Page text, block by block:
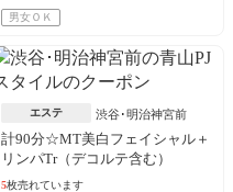
男女ＯＫ
エステ 渋谷･明治神宮前
計90分☆MT美白フェイシャル＋
リンパTr（デコルテ含む）
5枚売れています